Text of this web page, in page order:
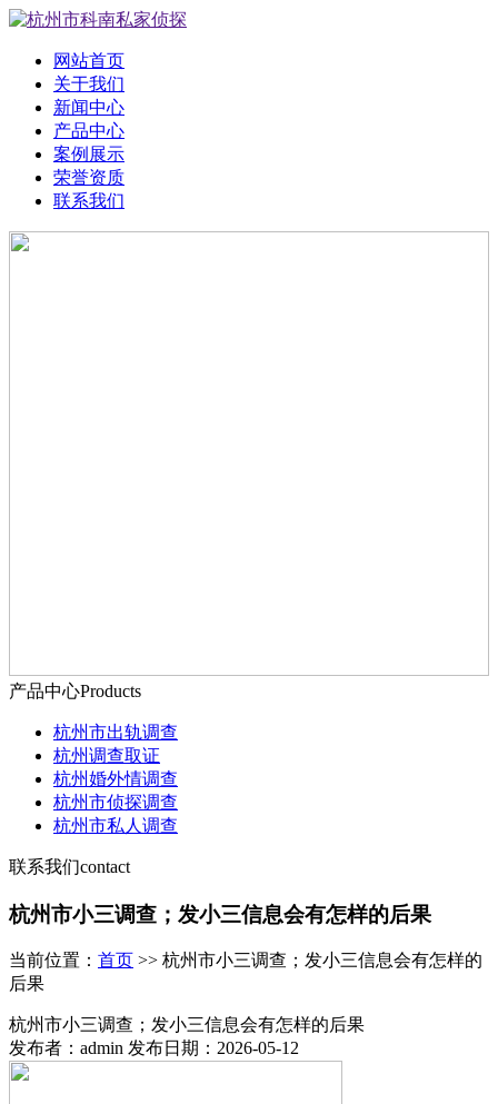
网站首页
关于我们
新闻中心
产品中心
案例展示
荣誉资质
联系我们
产品中心Products
杭州市出轨调查
杭州调查取证
杭州婚外情调查
杭州市侦探调查
杭州市私人调查
联系我们contact
杭州市小三调查；发小三信息会有怎样的后果
当前位置： 首页 >> 杭州市小三调查；发小三信息会有怎样的
后果
杭州市小三调查；发小三信息会有怎样的后果
发布者：admin 发布日期：2026-05-12